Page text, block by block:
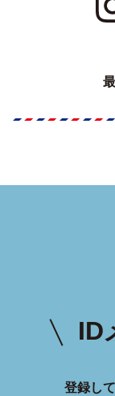
ID
登録し